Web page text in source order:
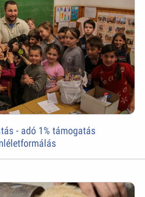
- adó 1% támogatás